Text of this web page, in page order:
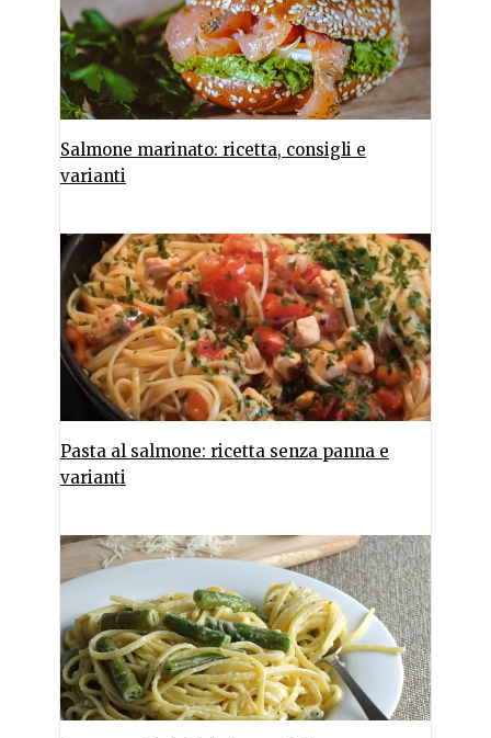
Salmone marinato: ricetta, consigli e
varianti
Pasta al salmone: ricetta senza panna e
varianti